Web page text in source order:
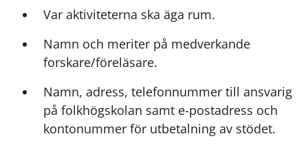
Var aktiviteterna ska äga rum.
Namn och meriter på medverkande
forskare/föreläsare.
Namn, adress, telefonnummer till ansvarig
på folkhögskolan samt e-postadress och
kontonummer för utbetalning av stödet.